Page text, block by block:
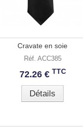
Cravate en soie
Réf. ACC385
72.26 € TTC
Détails